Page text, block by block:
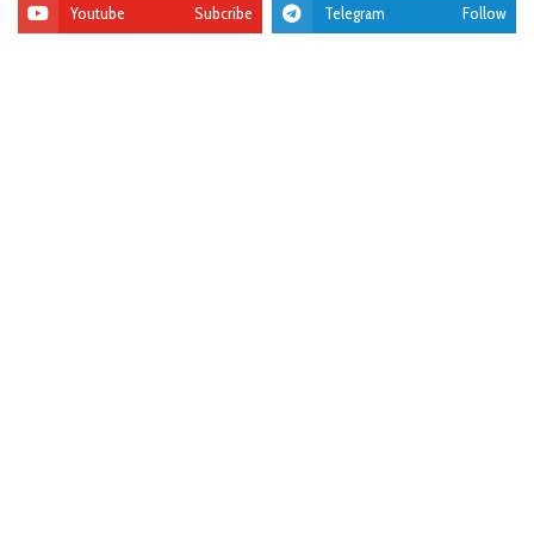
Youtube Subcribe Telegram Follow